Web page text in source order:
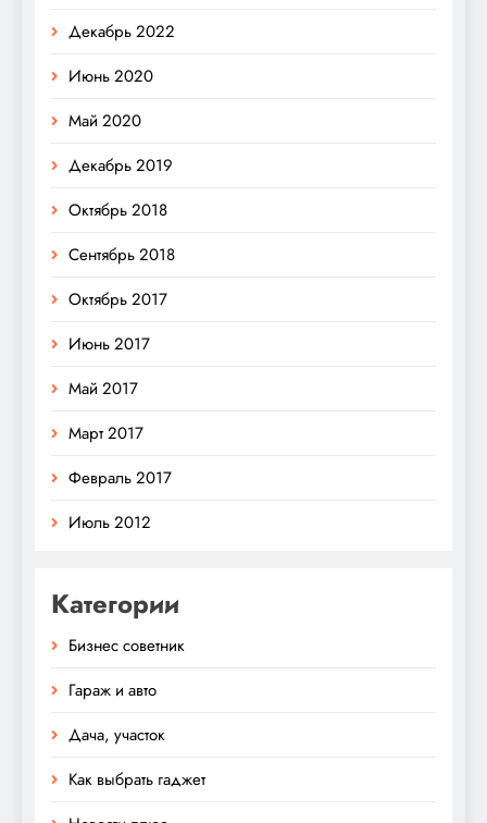
Декабрь 2022
Июнь 2020
Май 2020
Декабрь 2019
Октябрь 2018
Сентябрь 2018
Октябрь 2017
Июнь 2017
Май 2017
Март 2017
Февраль 2017
Июль 2012
Категории
Бизнес советник
Гараж и авто
Дача, участок
Как выбрать гаджет